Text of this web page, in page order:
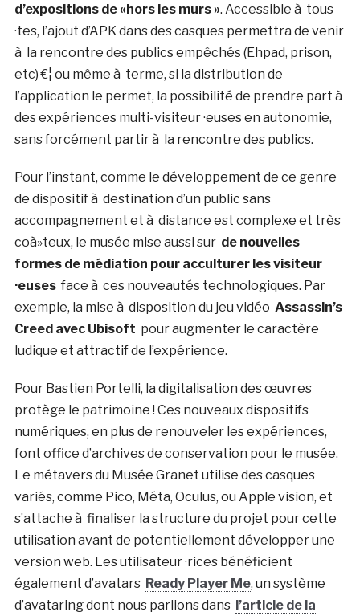
d’expositions de «hors les murs ». Accessible à tous
·tes, l’ajout d’APK dans des casques permettra de venir
à la rencontre des publics empêchés (Ehpad, prison,
etc) €¦ ou même à terme, si la distribution de
l’application le permet, la possibilité de prendre part à
des expériences multi-visiteur ·euses en autonomie,
sans forcément partir à la rencontre des publics.
Pour l’instant, comme le développement de ce genre
de dispositif à destination d’un public sans
accompagnement et à distance est complexe et très
coà»teux, le musée mise aussi sur de nouvelles
formes de médiation pour acculturer les visiteur
·eusesface à ces nouveautés technologiques. Par
exemple, la mise à disposition du jeu vidéo Assassin’s
Creed avec Ubisoft pour augmenter le caractère
ludique et attractif de l’expérience.
Pour Bastien Portelli, la digitalisation des œuvres
protège le patrimoine ! Ces nouveaux dispositifs
numériques, en plus de renouveler les expériences,
font office d’archives de conservation pour le musée.
Le métavers du Musée Granet utilise des casques
variés, comme Pico, Méta, Oculus, ou Apple vision, et
s’attache à finaliser la structure du projet pour cette
utilisation avant de potentiellement développer une
version web. Les utilisateur ·rices bénéficient
également d’avatars Ready Player Me, un système
d’avataring dont nous parlions dans l’article de la